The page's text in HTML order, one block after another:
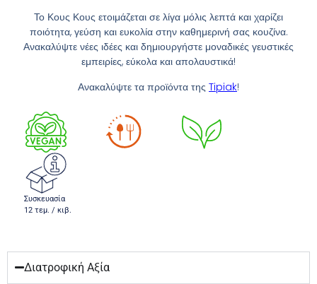
Το Κους Κους ετοιμάζεται σε λίγα μόλις λεπτά και χαρίζει
ποιότητα, γεύση και ευκολία στην καθημερινή σας κουζίνα.
Ανακαλύψτε νέες ιδέες και δημιουργήστε μοναδικές γευστικές
εμπειρίες, εύκολα και απολαυστικά!
Ανακαλύψτε τα προϊόντα της Tipiak!
Συσκευασία
12 τεμ. / κιβ.
Διατροφική Αξία